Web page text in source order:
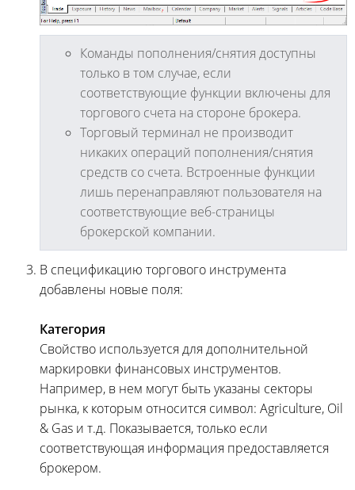
Команды пополнения/снятия доступны
только в том случае, если
соответствующие функции включены для
торгового счета на стороне брокера.
Торговый терминал не производит
никаких операций пополнения/снятия
средств со счета. Встроенные функции
лишь перенаправляют пользователя на
соответствующие веб-страницы
брокерской компании.
В спецификацию торгового инструмента
добавлены новые поля:
Категория
Свойство используется для дополнительной
маркировки финансовых инструментов.
Например, в нем могут быть указаны секторы
рынка, к которым относится символ: Agriculture, Oil
& Gas и т.д. Показывается, только если
соответствующая информация предоставляется
брокером.